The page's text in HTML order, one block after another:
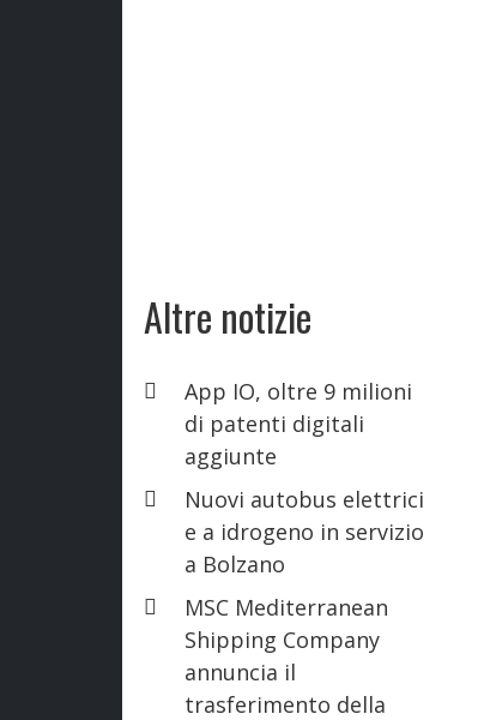
Altre notizie
App IO, oltre 9 milioni
di patenti digitali
aggiunte
Nuovi autobus elettrici
e a idrogeno in servizio
a Bolzano
MSC Mediterranean
Shipping Company
annuncia il
trasferimento della